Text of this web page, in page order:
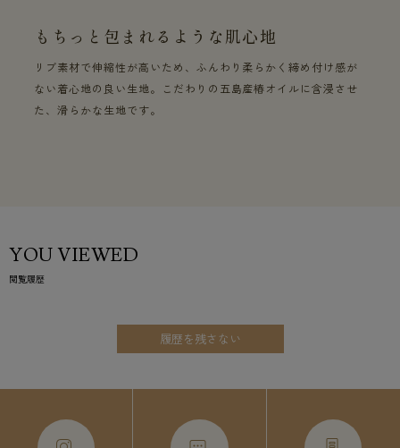
もちっと包まれるような肌心地
リブ素材で伸縮性が高いため、ふんわり柔らかく締め付け感が
ない着心地の良い生地。こだわりの五島産椿オイルに含浸させ
た、滑らかな生地です。
YOU VIEWED
閲覧履歴
履歴を残さない